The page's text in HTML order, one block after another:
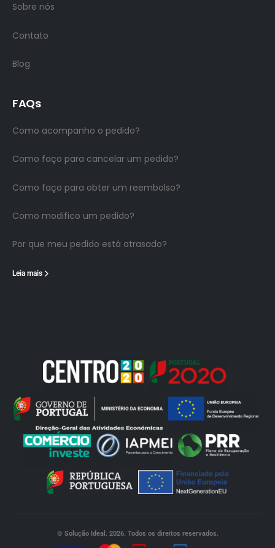
Sobre nós
Contato
Blog
FAQs
Como acompanho o pedido?
Como faço para cancelar um pedido?
Como faço para obter um reembolso?
Como modifico um pedido?
Por que meu pedido está atrasado?
Leia mais
© Solução Ideal. 2026. Todos os direitos reservados.